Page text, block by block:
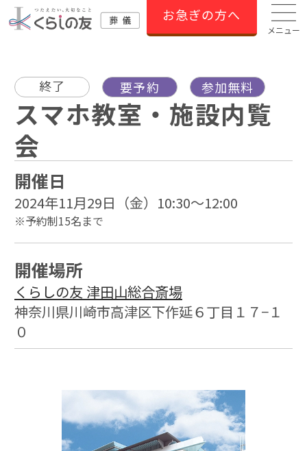
お急ぎの方へ
メニュー
終了 要予約 参加無料
スマホ教室・施設内覧
会
開催日
2024年11月29日（金）10:30～12:00
※予約制15名まで
開催場所
くらしの友 津田山総合斎場
神奈川県川崎市高津区下作延６丁目１７−１
０